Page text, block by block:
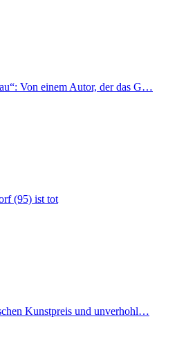
Von einem Autor, der das G…
(95) ist tot
Kunstpreis und unverhohl…